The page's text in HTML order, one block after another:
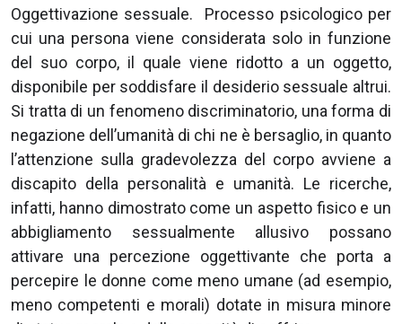
Oggettivazione sessuale. Processo psicologico per
cui una persona viene considerata solo in funzione
del suo corpo, il quale viene ridotto a un oggetto,
disponibile per soddisfare il desiderio sessuale altrui.
Si tratta di un fenomeno discriminatorio, una forma di
negazione dell’umanità di chi ne è bersaglio, in quanto
l’attenzione sulla gradevolezza del corpo avviene a
discapito della personalità e umanità. Le ricerche,
infatti, hanno dimostrato come un aspetto fisico e un
abbigliamento sessualmente allusivo possano
attivare una percezione oggettivante che porta a
percepire le donne come meno umane (ad esempio,
meno competenti e morali) dotate in misura minore